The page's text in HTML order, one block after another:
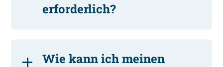
erforderlich?
Wie kann ich meinen